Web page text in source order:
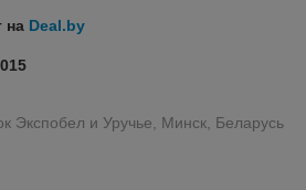
на Deal.by
Экспобел и Уручье, Минск, Беларусь